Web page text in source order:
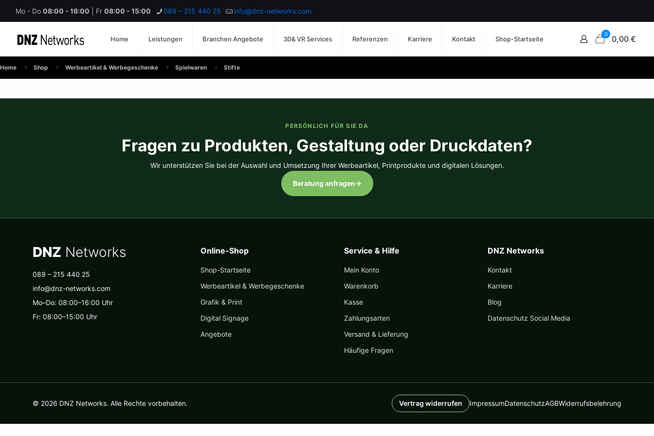
Mo - Do 08:00 - 16:00 | Fr 08:00 - 15:00 089 – 215 440 25 info@dnz-networks.com
Home Leistungen Branchen Angebote 3D& VR Services Referenzen Karriere Kontakt Shop-Startseite
0 0,00 €
Home Shop Werbeartikel & Werbegeschenke Spielwaren Stifte
PERSÖNLICH FÜR SIE DA
Fragen zu Produkten, Gestaltung oder Druckdaten?
Wir unterstützen Sie bei der Auswahl und Umsetzung Ihrer Werbeartikel, Printprodukte und digitalen Lösungen.
Beratung anfragen→
DNZ Networks
089 – 215 440 25
info@dnz-networks.com
Mo–Do: 08:00–16:00 Uhr
Fr: 08:00–15:00 Uhr
Online-Shop
Shop-Startseite
Werbeartikel & Werbegeschenke
Grafik & Print
Digital Signage
Angebote
Service & Hilfe
Mein Konto
Warenkorb
Kasse
Zahlungsarten
Versand & Lieferung
Häufige Fragen
DNZ Networks
Kontakt
Karriere
Blog
Datenschutz Social Media
© 2026 DNZ Networks. Alle Rechte vorbehalten. Vertrag widerrufen ImpressumDatenschutzAGBWiderrufsbelehrung